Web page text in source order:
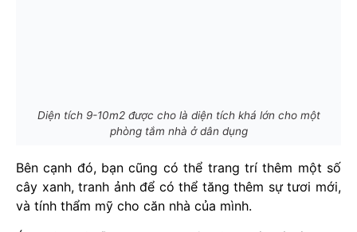
Diện tích 9-10m2 được cho là diện tích khá lớn cho một
phòng tắm nhà ở dân dụng
Bên cạnh đó, bạn cũng có thể trang trí thêm một số
cây xanh, tranh ảnh để có thể tăng thêm sự tươi mới,
và tính thẩm mỹ cho căn nhà của mình.